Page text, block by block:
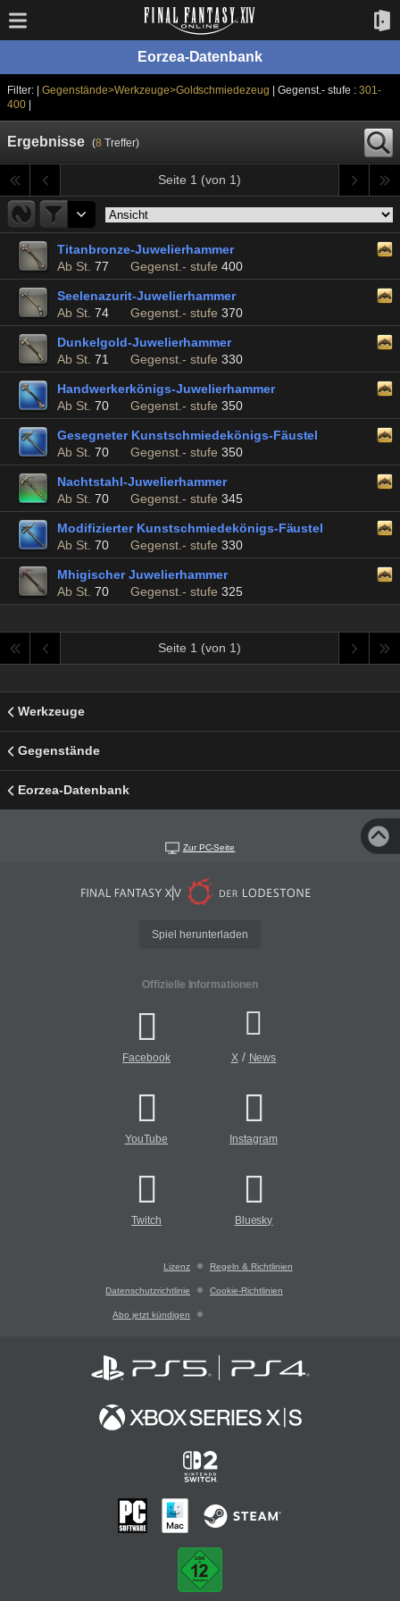
Eorzea-Datenbank
Filter: | Gegenstände>Werkzeuge>Goldschmiedezeug | Gegenst.- stufe : 301-
400|
Ergebnisse (8 Treffer)
Seite 1 (von 1)
Titanbronze-Juwelierhammer
Ab St. 77 Gegenst.- stufe 400
Seelenazurit-Juwelierhammer
Ab St. 74 Gegenst.- stufe 370
Dunkelgold-Juwelierhammer
Ab St. 71 Gegenst.- stufe 330
Handwerkerkönigs-Juwelierhammer
Ab St. 70 Gegenst.- stufe 350
Gesegneter Kunstschmiedekönigs-Fäustel
Ab St. 70 Gegenst.- stufe 350
Nachtstahl-Juwelierhammer
Ab St. 70 Gegenst.- stufe 345
Modifizierter Kunstschmiedekönigs-Fäustel
Ab St. 70 Gegenst.- stufe 330
Mhigischer Juwelierhammer
Ab St. 70 Gegenst.- stufe 325
Seite 1 (von 1)
Werkzeuge
Gegenstände
Eorzea-Datenbank
Zur PC-Seite
Spiel herunterladen
Offizielle Informationen
Facebook X/ News
YouTube Instagram
Twitch Bluesky
Lizenz Regeln & Richtlinien
Datenschutzrichtlinie Cookie-Richtlinien
Abo jetzt kündigen